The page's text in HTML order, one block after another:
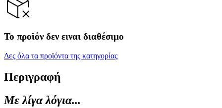
Το προϊόν δεν ειναι διαθέσιμο
Δες όλα τα προϊόντα της κατηγορίας
Περιγραφή
Με λίγα λόγια...